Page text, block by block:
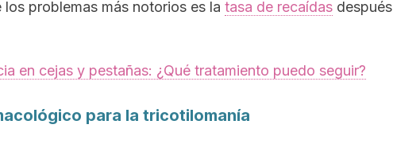
problemas más notorios es la tasa de recaídas después
en cejas y pestañas: ¿Qué tratamiento puedo seguir?
para la tricotilomanía